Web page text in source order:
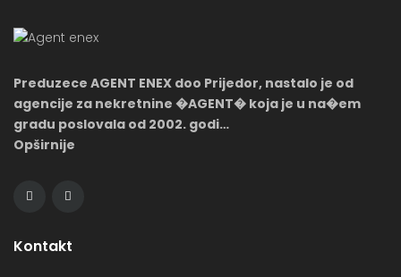
Preduzece AGENT ENEX doo Prijedor, nastalo je od
agencije za nekretnine �AGENT� koja je u na�em
gradu poslovala od 2002. godi…
Opširnije
Kontakt